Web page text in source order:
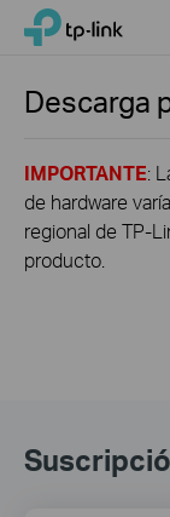
Click
navigation
TP-Link, Reliably
Descarga
IMPORTANTE:
de hardware
regional de TP-
producto.